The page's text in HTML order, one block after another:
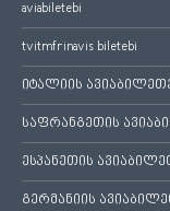
aviabiletebi
tvitmfrinavis biletebi
იტალიის
საფრანგეთის
ესპანეთის
გერმანიის